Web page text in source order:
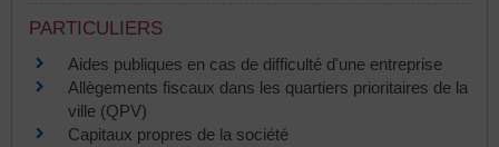
PARTICULIERS
Aides publiques en cas de difficulté d'une entreprise
Allègements fiscaux dans les quartiers prioritaires de la
ville (QPV)
Capitaux propres de la société